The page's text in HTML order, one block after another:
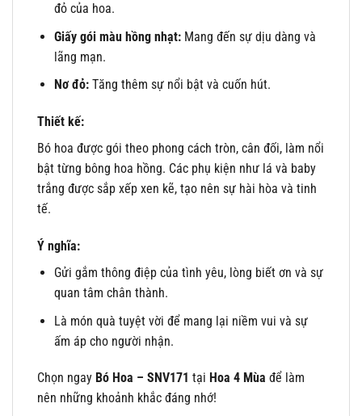
đỏ của hoa.
Giấy gói màu hồng nhạt:Mang đến sự dịu dàng và
lãng mạn.
Nơ đỏ:Tăng thêm sự nổi bật và cuốn hút.
Thiết kế:
Bó hoa được gói theo phong cách tròn, cân đối, làm nổi
bật từng bông hoa hồng. Các phụ kiện như lá và baby
trắng được sắp xếp xen kẽ, tạo nên sự hài hòa và tinh
tế.
Ý nghĩa:
Gửi gắm thông điệp của tình yêu, lòng biết ơn và sự
quan tâm chân thành.
Là món quà tuyệt vời để mang lại niềm vui và sự
ấm áp cho người nhận.
Chọn ngay Bó Hoa – SNV171 tại Hoa 4 Mùa để làm
nên những khoảnh khắc đáng nhớ!